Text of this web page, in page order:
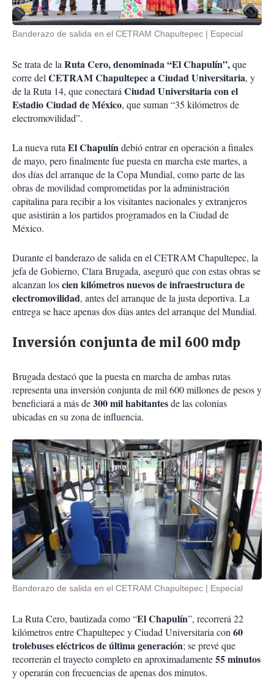
Banderazo de salida en el CETRAM Chapultepec Especial
Se trata de laRuta Cero, denominada “El Chapulín”,que
corre delCETRAM Chapultepec a Ciudad Universitaria, y
de la Ruta 14, que conectaráCiudad Universitaria con el
Estadio Ciudad de México, que suman “35 kilómetros de
electromovilidad”.
La nueva rutaEl Chapulíndebió entrar en operación a finales
de mayo, pero finalmente fue puesta en marcha este martes, a
dos días del arranque de la Copa Mundial, como parte de las
obras de movilidad comprometidas por la administración
capitalina para recibir a los visitantes nacionales y extranjeros
que asistirán a los partidos programados en la Ciudad de
México.
Durante el banderazo de salida en el CETRAM Chapultepec, la
jefa de Gobierno, Clara Brugada, aseguró que con estas obras se
alcanzan loscien kilómetros nuevos de infraestructura de
electromovilidad, antes del arranque de la justa deportiva. La
entrega se hace apenas dos días antes del arranque del Mundial.
Inversión conjunta de mil 600 mdp
Brugada destacó que la puesta en marcha de ambas rutas
representa una inversión conjunta de mil 600 millones de pesos y
beneficiará a más de300 mil habitantesde las colonias
ubicadas en su zona de influencia.
Banderazo de salida en el CETRAM Chapultepec Especial
La Ruta Cero, bautizada como “El Chapulín”, recorrerá 22
kilómetros entre Chapultepec y Ciudad Universitaria con60
trolebuses eléctricos de última generación; se prevé que
recorrerán el trayecto completo en aproximadamente55 minutos
y operarán con frecuencias de apenas dos minutos.